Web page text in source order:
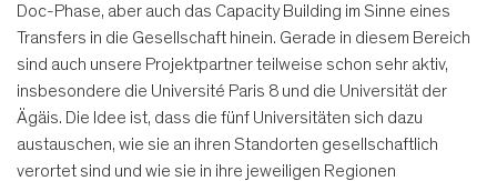
Doc-Phase, aber auch das Capacity Building im Sinne eines
Transfers in die Gesellschaft hinein. Gerade in diesem Bereich
sind auch unsere Projektpartner teilweise schon sehr aktiv,
insbesondere die Université Paris 8 und die Universität der
Ägäis. Die Idee ist, dass die fünf Universitäten sich dazu
austauschen, wie sie an ihren Standorten gesellschaftlich
verortet sind und wie sie in ihre jeweiligen Regionen